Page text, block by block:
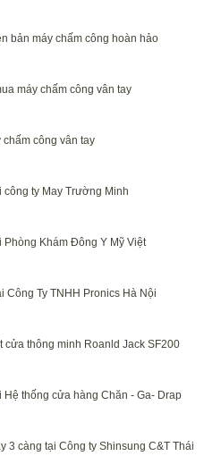
bản máy chấm công hoàn hảo
máy chấm công vân tay
chấm công vân tay
công ty May Trường Minh
Phòng Khám Đông Y Mỹ Việt
Công Ty TNHH Pronics Hà Nội
cửa thông minh Roanld Jack SF200
Hệ thống cửa hàng Chăn - Ga- Drap
3 càng tại Công ty Shinsung C&T Thái